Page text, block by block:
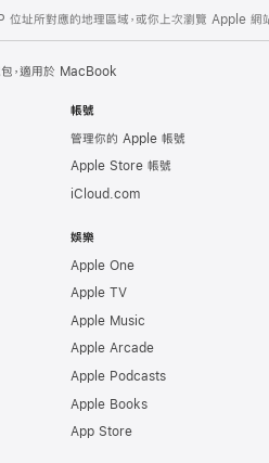
址所對應的地理區域，或你上次瀏覽 Apple 網
，適用於 MacBook
帳號
管理你的 Apple 帳號
Apple Store 帳號
iCloud.com
娛樂
Apple One
Apple TV
Apple Music
Apple Arcade
Apple Podcasts
Apple Books
App Store